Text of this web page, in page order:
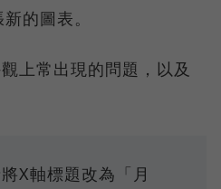
的圖表。
上常出現的問題，以及
X軸標題改為「月